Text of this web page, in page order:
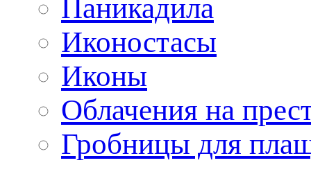
Паникадила
Иконостасы
Иконы
Облачения на
Гробницы для